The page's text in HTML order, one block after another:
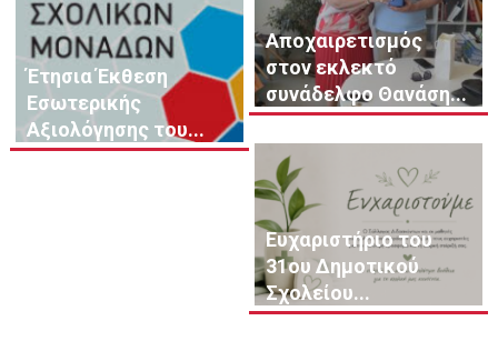
Έτησια Έκθεση
Εσωτερικής
Αξιολόγησης του...
Αποχαιρετισμός
στον εκλεκτό
συνάδελφο Θανάση...
Ευχαριστήριο του
31ου Δημοτικού
Σχολείου...